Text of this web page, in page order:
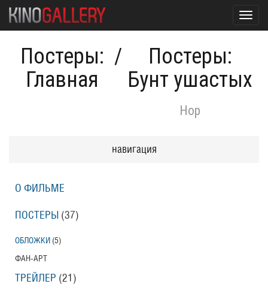
Постеры:
Главная
/
Постеры:
Бунт ушастых
Hop
навигация
О ФИЛЬМЕ
ПОСТЕРЫ (37)
ОБЛОЖКИ (5)
ФАН-АРТ
ТРЕЙЛЕР (21)